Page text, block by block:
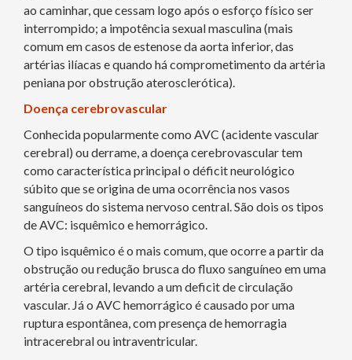
ao caminhar, que cessam logo após o esforço físico ser
interrompido; a impotência sexual masculina (mais
comum em casos de estenose da aorta inferior, das
artérias ilíacas e quando há comprometimento da artéria
peniana por obstrução aterosclerótica).
Doença cerebrovascular
Conhecida popularmente como AVC (acidente vascular
cerebral) ou derrame, a doença cerebrovascular tem
como característica principal o déficit neurológico
súbito que se origina de uma ocorrência nos vasos
sanguíneos do sistema nervoso central. São dois os tipos
de AVC: isquêmico e hemorrágico.
O tipo isquêmico é o mais comum, que ocorre a partir da
obstrução ou redução brusca do fluxo sanguíneo em uma
artéria cerebral, levando a um deficit de circulação
vascular. Já o AVC hemorrágico é causado por uma
ruptura espontânea, com presença de hemorragia
intracerebral ou intraventricular.